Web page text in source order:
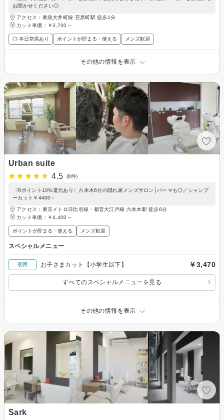
お聞かせください◎
アクセス：東急大井町線 荏原町駅 徒歩1分
カット単価： ￥3,700～
◎ 本日空席あり ポイントが貯まる・使える メンズ歓迎
その他の情報を表示
Urban suite
4.5
(8件)
〈Rポイント10%還元あり〉六本木6分の隠れ家メンズサロン│パーマも◎／シャンプ
ーカット￥4400∼
アクセス：東京メトロ日比谷線・都営大江戸線 六本木駅 徒歩6分
カット単価： ￥4,400～
ポイントが貯まる・使える メンズ歓迎
スペシャルメニュー
初回 お子さまカット【小学生以下】 ￥3,470
すべてのスペシャルメニューを見る
その他の情報を表示
Sark